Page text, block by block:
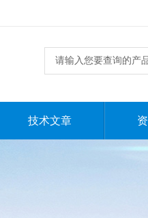
技术文章